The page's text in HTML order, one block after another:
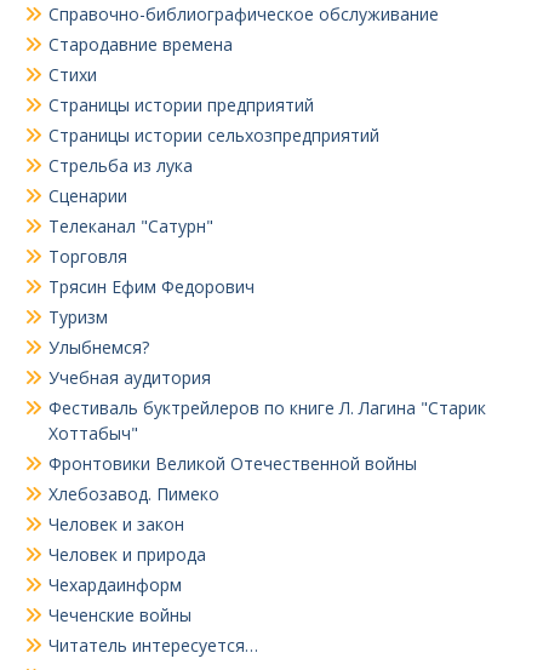
Справочно-библиографическое обслуживание
Стародавние времена
Стихи
Страницы истории предприятий
Страницы истории сельхозпредприятий
Стрельба из лука
Сценарии
Телеканал "Сатурн"
Торговля
Трясин Ефим Федорович
Туризм
Улыбнемся?
Учебная аудитория
Фестиваль буктрейлеров по книге Л. Лагина "Старик
Хоттабыч"
Фронтовики Великой Отечественной войны
Хлебозавод. Пимеко
Человек и закон
Человек и природа
Чехардаинформ
Чеченские войны
Читатель интересуется…